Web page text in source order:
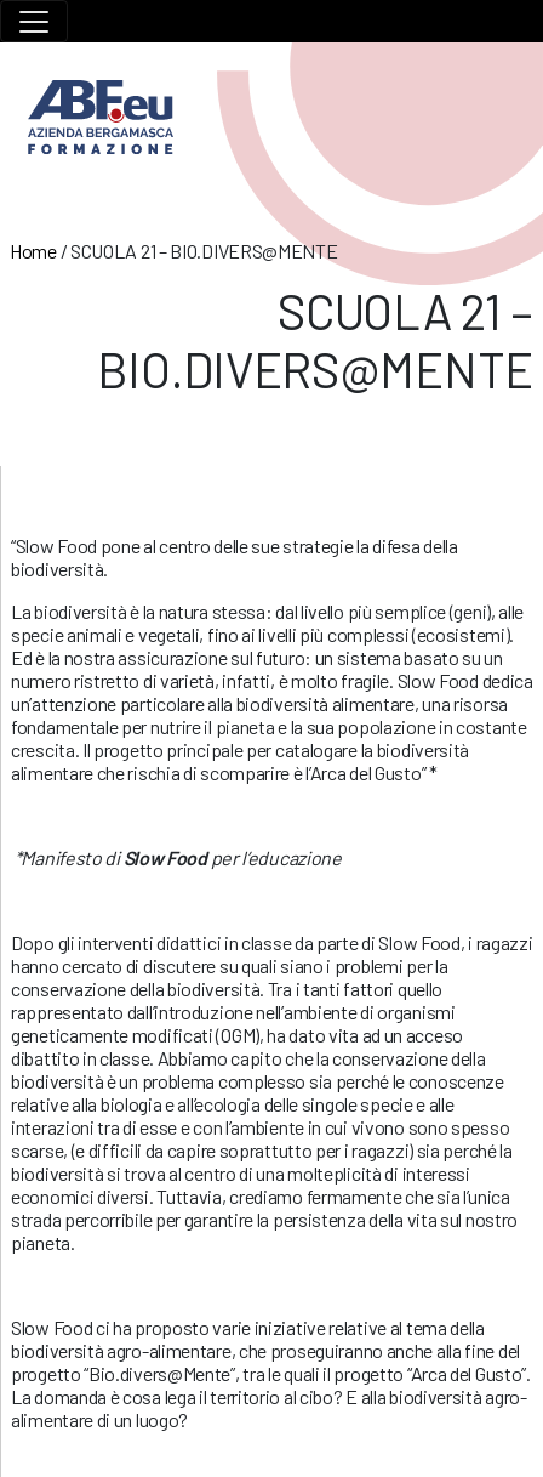
Home/ SCUOLA 21 – BIO.DIVERS@MENTE
SCUOLA 21 –
BIO.DIVERS@MENTE
“Slow Food pone al centro delle sue strategie la difesa della
biodiversità.
La biodiversità è la natura stessa: dal livello più semplice (geni), alle
specie animali e vegetali, fino ai livelli più complessi (ecosistemi).
Ed è la nostra assicurazione sul futuro: un sistema basato su un
numero ristretto di varietà, infatti, è molto fragile. Slow Food dedica
un’attenzione particolare alla biodiversità alimentare, una risorsa
fondamentale per nutrire il pianeta e la sua popolazione in costante
crescita. Il progetto principale per catalogare la biodiversità
alimentare che rischia di scomparire è l’Arca del Gusto” *
*Manifesto diSlow Foodper l’educazione
Dopo gli interventi didattici in classe da parte di Slow Food, i ragazzi
hanno cercato di discutere su quali siano i problemi per la
conservazione della biodiversità. Tra i tanti fattori quello
rappresentato dall’introduzione nell’ambiente di organismi
geneticamente modificati (OGM), ha dato vita ad un acceso
dibattito in classe. Abbiamo capito che la conservazione della
biodiversità è un problema complesso sia perché le conoscenze
relative alla biologia e all’ecologia delle singole specie e alle
interazioni tra di esse e con l’ambiente in cui vivono sono spesso
scarse, (e difficili da capire soprattutto per i ragazzi) sia perché la
biodiversità si trova al centro di una molteplicità di interessi
economici diversi. Tuttavia, crediamo fermamente che sia l’unica
strada percorribile per garantire la persistenza della vita sul nostro
pianeta.
Slow Food ci ha proposto varie iniziative relative al tema della
biodiversità agro-alimentare, che proseguiranno anche alla fine del
progetto “Bio.divers@Mente”, tra le quali il progetto “Arca del Gusto”.
La domanda è cosa lega il territorio al cibo? E alla biodiversità agro-
alimentare di un luogo?